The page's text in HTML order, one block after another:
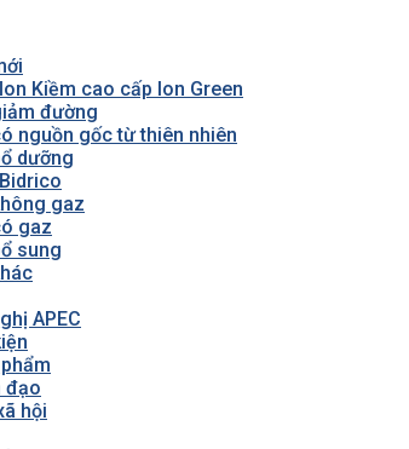
Kiềm cao cấp Ion Green
đường
nguồn gốc từ thiên nhiên
dưỡng
gaz
gaz
sung
APEC
đạo
hội